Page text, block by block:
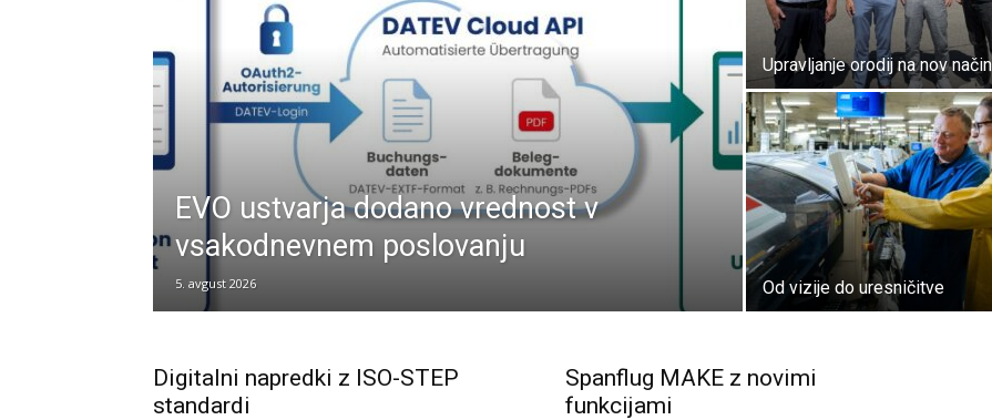
EVO ustvarja dodano vrednost v
vsakodnevnem poslovanju
5. avgust 2026
Upravljanje orodij na nov način
Od vizije do uresničitve
Digitalni napredki z ISO-STEP
standardi
Spanflug MAKE z novimi
funkcijami